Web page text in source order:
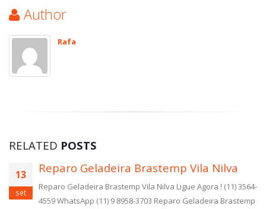
Author
Rafa
RELATED POSTS
13
set
Reparo Geladeira Brastemp Vila Nilva
Reparo Geladeira Brastemp Vila Nilva Ligue Agora ! (11) 3564-
4559 WhatsApp (11) 9 8958-3703 Reparo Geladeira Brastemp